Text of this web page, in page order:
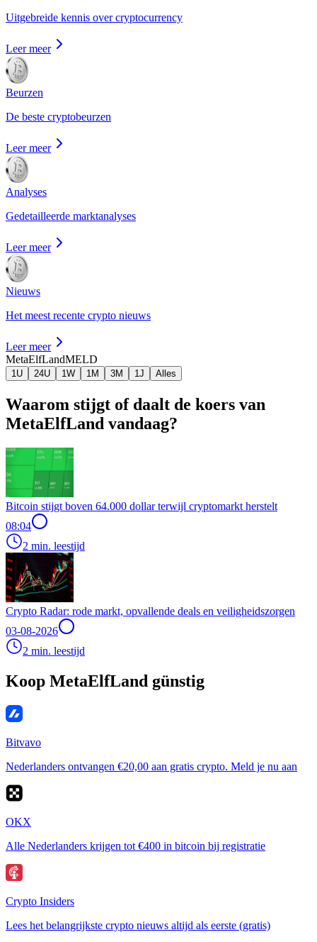
Uitgebreide kennis over cryptocurrency
Leer meer
Beurzen
De beste cryptobeurzen
Leer meer
Analyses
Gedetailleerde marktanalyses
Leer meer
Nieuws
Het meest recente crypto nieuws
Leer meer
MetaElfLandMELD
1U 24U 1W 1M 3M 1J Alles
Waarom stijgt of daalt de koers van
MetaElfLand vandaag?
Bitcoin stijgt boven 64.000 dollar terwijl cryptomarkt herstelt
08:04
2 min. leestijd
Crypto Radar: rode markt, opvallende deals en veiligheidszorgen
03-08-2026
2 min. leestijd
Koop MetaElfLand günstig
Bitvavo
Nederlanders ontvangen €20,00 aan gratis crypto. Meld je nu aan
OKX
Alle Nederlanders krijgen tot €400 in bitcoin bij registratie
Crypto Insiders
Lees het belangrijkste crypto nieuws altijd als eerste (gratis)